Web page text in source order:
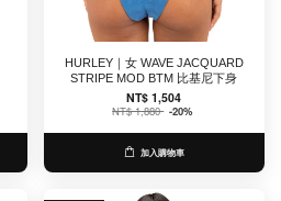
HURLEY｜女 WAVE JACQUARD
STRIPE MOD BTM 比基尼下身
NT$ 1,504
NT$ 1,880 -20%
加入購物車